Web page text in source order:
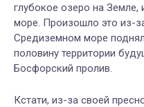
глубокое озеро на Земле,
море. Произошло это из-
Средиземном море
половину территории
Босфорский пролив.
Кстати, из-за своей